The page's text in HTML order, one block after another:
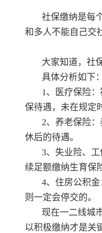
社保缴纳是每
和多人不能自己交
大家知道，社
具体分析如下：
1、医疗保险
保待遇，未在规定
2、养老保险
休后的待遇。
3、失业险、
续足额缴纳生育保
4、住房公积
则一定会停交的。
现在一二线城
以积极缴纳才是关